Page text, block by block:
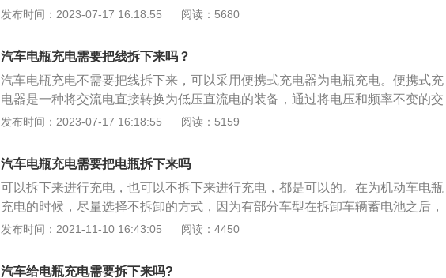
瓶也叫蓄电池，是电池的一种，其工作原理是把化学能转化为电能。汽车电瓶分
板有较高的储电能力；3、免维护蓄电池：电解液的消耗量较小，在使用寿命内
不需要补充蒸馏水。
发布时间：2023-07-17 16:18:55 阅读：5680
汽车电瓶充电需要把线拆下来吗？
汽车电瓶充电不需要把线拆下来，可以采用便携式充电器为电瓶充电。便携式充
电器是一种将交流电直接转换为低压直流电的装备，通过将电压和频率不变的交
流电换成直流电的静止变流装置，但是便携式充电器的电池容量不大，一般在80
池，是电池的一种，它的工作原理就是把化学能转化为电能。电瓶分为普通蓄电
池、干荷蓄电池、免维护蓄电池，汽车电瓶正常使用寿命在1到8年不等。
发布时间：2023-07-17 16:18:55 阅读：5159
汽车电瓶充电需要把电瓶拆下来吗
可以拆下来进行充电，也可以不拆下来进行充电，都是可以的。在为机动车电瓶
充电的时候，尽量选择不拆卸的方式，因为有部分车型在拆卸车辆蓄电池之后，
重新安装上后，行车电脑就会自我保护，导致车辆无法正常的启动，对使用有一
体情况和车辆的使用情况有关，它的主要工作原理是把化学能转为电能。车辆在
发布时间：2021-11-10 16:43:05 阅读：4450
汽车给电瓶充电需要拆下来吗?